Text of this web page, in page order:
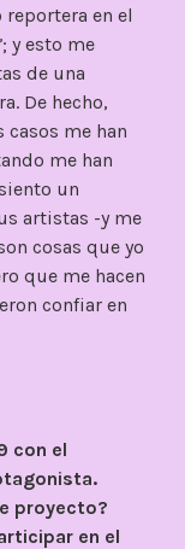
en el
; y esto me
de una
De hecho,
me han
me han
un
artistas -y me
cosas que yo
que me hacen
confiar en
con el
proyecto?
en el